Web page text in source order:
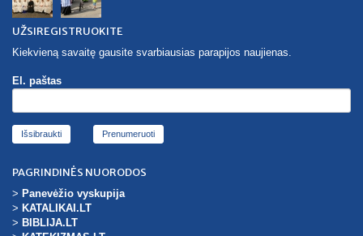
UŽSIREGISTRUOKITE
Kiekvieną savaitę gausite svarbiausias parapijos naujienas.
El. paštas
Išsibraukti
PAGRINDINĖS NUORODOS
> Panevėžio vyskupija
> KATALIKAI.LT
> BIBLIJA.LT